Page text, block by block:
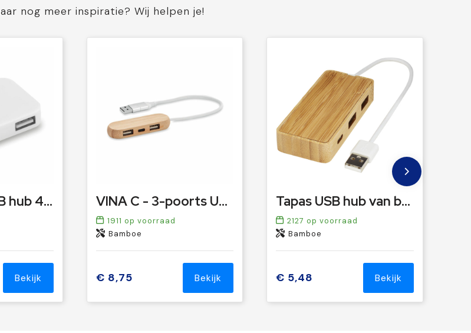
nog meer inspiratie? Wij helpen je!
SQUARE - USB hub 4 poorten
Bekijk
VINA C - 3-poorts USB-hub
1911 op voorraad
Bamboe
€ 8,75 Bekijk
Tapas USB hub van bamboe
2127 op voorraad
Bamboe
€ 5,48 Bekijk